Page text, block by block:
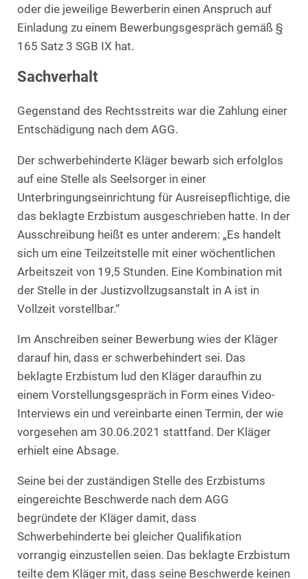
oder die jeweilige Bewerberin einen Anspruch auf
Einladung zu einem Bewerbungsgespräch gemäß §
165 Satz 3 SGB IX hat.
Sachverhalt
Gegenstand des Rechtsstreits war die Zahlung einer
Entschädigung nach dem AGG.
Der schwerbehinderte Kläger bewarb sich erfolglos
auf eine Stelle als Seelsorger in einer
Unterbringungseinrichtung für Ausreisepflichtige, die
das beklagte Erzbistum ausgeschrieben hatte. In der
Ausschreibung heißt es unter anderem: „Es handelt
sich um eine Teilzeitstelle mit einer wöchentlichen
Arbeitszeit von 19,5 Stunden. Eine Kombination mit
der Stelle in der Justizvollzugsanstalt in A ist in
Vollzeit vorstellbar.“
Im Anschreiben seiner Bewerbung wies der Kläger
darauf hin, dass er schwerbehindert sei. Das
beklagte Erzbistum lud den Kläger daraufhin zu
einem Vorstellungsgespräch in Form eines Video-
Interviews ein und vereinbarte einen Termin, der wie
vorgesehen am 30.06.2021 stattfand. Der Kläger
erhielt eine Absage.
Seine bei der zuständigen Stelle des Erzbistums
eingereichte Beschwerde nach dem AGG
begründete der Kläger damit, dass
Schwerbehinderte bei gleicher Qualifikation
vorrangig einzustellen seien. Das beklagte Erzbistum
teilte dem Kläger mit, dass seine Beschwerde keinen